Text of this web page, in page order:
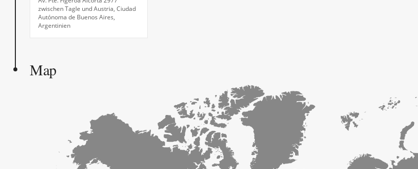
zwischen Tagle und Austria, Ciudad
Autónoma de Buenos Aires,
Argentinien
Map